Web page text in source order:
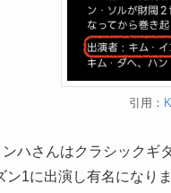
引用：
ハさんはクラシックギ
1に出演し有名になりま